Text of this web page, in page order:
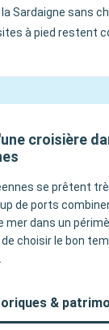
Sardaigne sans
à pied restent
croisière
se prêtent
de ports
mer dans un
de choisir le bon
&